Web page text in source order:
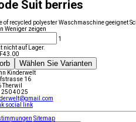
Suit berries
of recycled polyester Waschmaschine geeignet
Weniger zeigen
1
nicht auf Lager.
43.00
Wählen Sie Varianten
Kinderwelt
16
Therwil
250 40 25
social link
Sitemap